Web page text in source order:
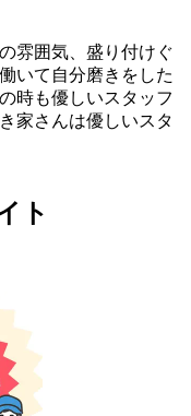
雰囲気、盛り付けぐ
いて自分磨きをした
時も優しいスタッフ
家さんは優しいスタ
ト